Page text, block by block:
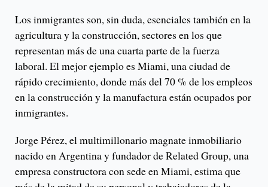
Los inmigrantes son, sin duda, esenciales también en la
agricultura y la construcción, sectores en los que
representan más de una cuarta parte de la fuerza
laboral. El mejor ejemplo es Miami, una ciudad de
rápido crecimiento, donde más del 70 % de los empleos
en la construcción y la manufactura están ocupados por
inmigrantes.
Jorge Pérez, el multimillonario magnate inmobiliario
nacido en Argentina y fundador de Related Group, una
empresa constructora con sede en Miami, estima que